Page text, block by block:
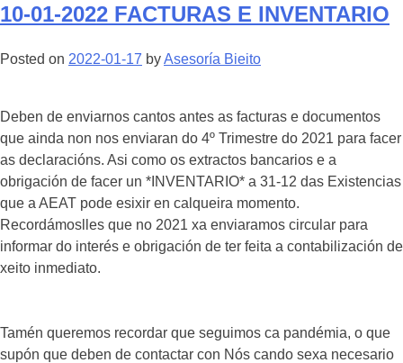
10-01-2022 FACTURAS E INVENTARIO
Posted on 2022-01-17 byAsesoría Bieito
Deben de enviarnos cantos antes as facturas e documentos
que ainda non nos enviaran do 4º Trimestre do 2021 para facer
as declaracións. Asi como os extractos bancarios e a
obrigación de facer un *INVENTARIO* a 31-12 das Existencias
que a AEAT pode esixir en calqueira momento.
Recordámoslles que no 2021 xa enviaramos circular para
informar do interés e obrigación de ter feita a contabilización de
xeito inmediato.
Tamén queremos recordar que seguimos ca pandémia, o que
supón que deben de contactar con Nós cando sexa necesario